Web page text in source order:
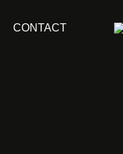
CONTACT